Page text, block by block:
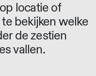
locatie of
bekijken welke
de zestien
vallen.